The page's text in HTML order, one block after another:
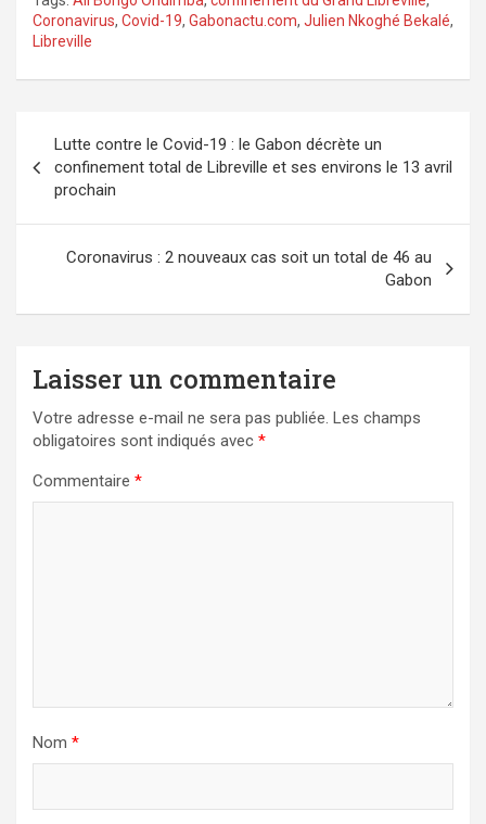
Coronavirus, Covid-19, Gabonactu.com, Julien Nkoghé Bekalé,
Libreville
de
l’article
Lutte contre le Covid-19 : le Gabon décrète un
confinement total de Libreville et ses environs le 13 avril
prochain
Coronavirus : 2 nouveaux cas soit un total de 46 au
Gabon
Laisser un commentaire
Votre adresse e-mail ne sera pas publiée. Les champs
obligatoires sont indiqués avec *
Commentaire *
Nom *